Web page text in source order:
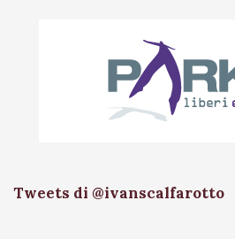
Tweets di @ivanscalfarotto